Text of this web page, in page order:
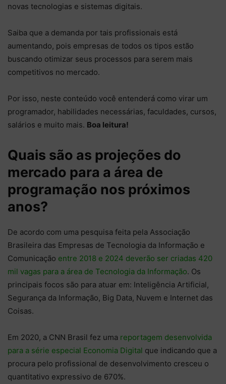
novas tecnologias e sistemas digitais.
Saiba que a demanda por tais profissionais está
aumentando, pois empresas de todos os tipos estão
buscando otimizar seus processos para serem mais
competitivos no mercado.
Por isso, neste conteúdo você entenderá como virar um
programador, habilidades necessárias, faculdades, cursos,
salários e muito mais. Boa leitura!
Quais são as projeções do
mercado para a área de
programação nos próximos
anos?
De acordo com uma pesquisa feita pela Associação
Brasileira das Empresas de Tecnologia da Informação e
Comunicação entre 2018 e 2024 deverão ser criadas 420
mil vagas para a área de Tecnologia da Informação. Os
principais focos são para atuar em: Inteligência Artificial,
Segurança da Informação, Big Data, Nuvem e Internet das
Coisas.
Em 2020, a CNN Brasil fez uma reportagem desenvolvida
para a série especial Economia Digital que indicando que a
procura pelo profissional de desenvolvimento cresceu o
quantitativo expressivo de 670%.